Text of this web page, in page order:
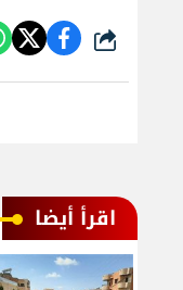
شارك
اقرأ أيضا